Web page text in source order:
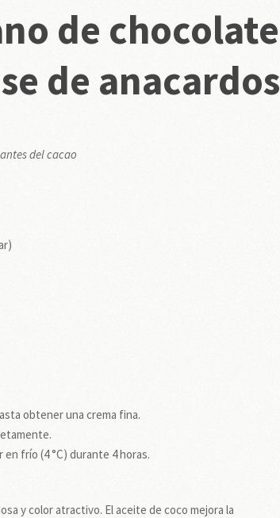
de chocolate
de anacardos
del cacao
obtener una crema fina.
frío (4 °C) durante 4 horas.
y color atractivo. El aceite de coco mejora la